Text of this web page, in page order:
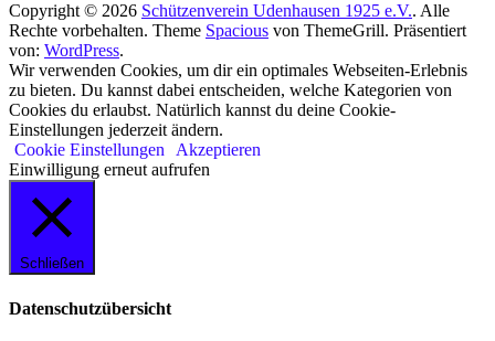
Copyright © 2026 Schützenverein Udenhausen 1925 e.V.. Alle
Rechte vorbehalten. Theme Spacious von ThemeGrill. Präsentiert
von: WordPress.
Wir verwenden Cookies, um dir ein optimales Webseiten-Erlebnis
zu bieten. Du kannst dabei entscheiden, welche Kategorien von
Cookies du erlaubst. Natürlich kannst du deine Cookie-
Einstellungen jederzeit ändern.
Cookie Einstellungen Akzeptieren
Einwilligung erneut aufrufen
Schließen
Datenschutzübersicht